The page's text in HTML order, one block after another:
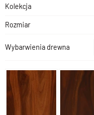
Kolekcja
Rozmiar
Wybarwienia drewna